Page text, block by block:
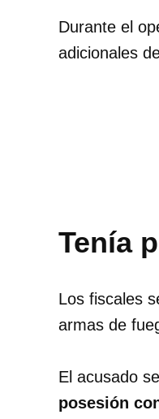
Durante el
adicionales
Tenía
Los fiscales
armas de
El acusado
posesión